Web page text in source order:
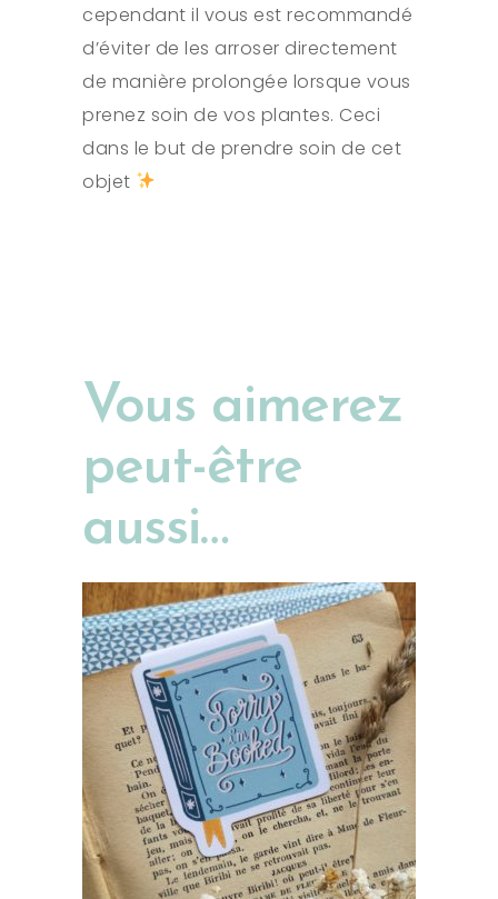
cependant il vous est recommandé
d’éviter de les arroser directement
de manière prolongée lorsque vous
prenez soin de vos plantes. Ceci
dans le but de prendre soin de cet
objet
Vous aimerez
peut-être
aussi…
AJOUTER AU PANIER